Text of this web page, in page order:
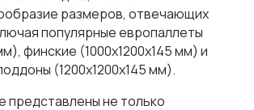
размеров, отвечающих
популярные европаллеты
финские (1000х1200х145 мм) и
(1200х1200х145 мм).
представлены не только